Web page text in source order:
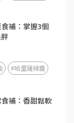
食補：掌握3個
#哈里薩辣醬
食補：香甜鬆軟